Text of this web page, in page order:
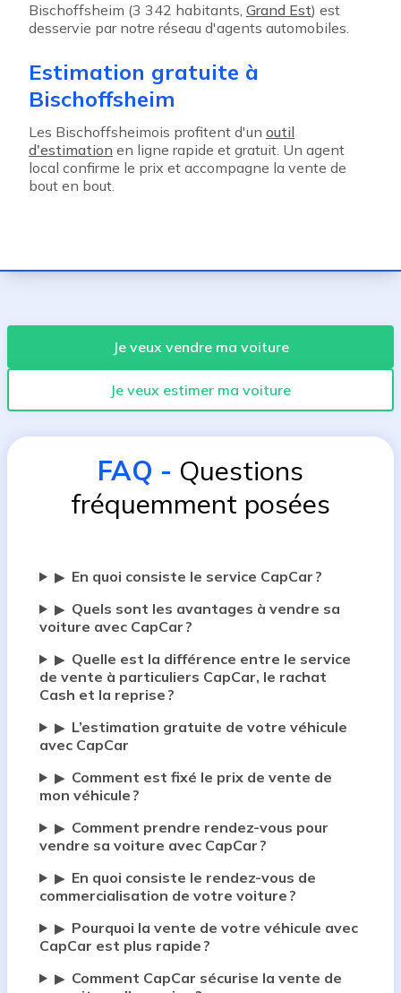
Bischoffsheim (3 342 habitants, Grand Est) est
desservie par notre réseau d'agents automobiles.
Estimation gratuite à
Bischoffsheim
Les Bischoffsheimois profitent d'un outil
d'estimation en ligne rapide et gratuit. Un agent
local confirme le prix et accompagne la vente de
bout en bout.
Je veux vendre ma voiture
Je veux estimer ma voiture
FAQ - Questions
fréquemment posées
▶ En quoi consiste le service CapCar ?
▶ Quels sont les avantages à vendre sa
voiture avec CapCar ?
▶ Quelle est la différence entre le service
de vente à particuliers CapCar, le rachat
Cash et la reprise ?
▶ L’estimation gratuite de votre véhicule
avec CapCar
▶ Comment est fixé le prix de vente de
mon véhicule ?
▶ Comment prendre rendez-vous pour
vendre sa voiture avec CapCar ?
▶ En quoi consiste le rendez-vous de
commercialisation de votre voiture ?
▶ Pourquoi la vente de votre véhicule avec
CapCar est plus rapide ?
▶ Comment CapCar sécurise la vente de